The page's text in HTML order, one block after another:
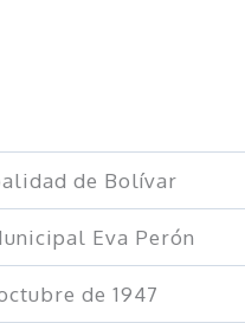
de Bolívar
Eva Perón
de 1947